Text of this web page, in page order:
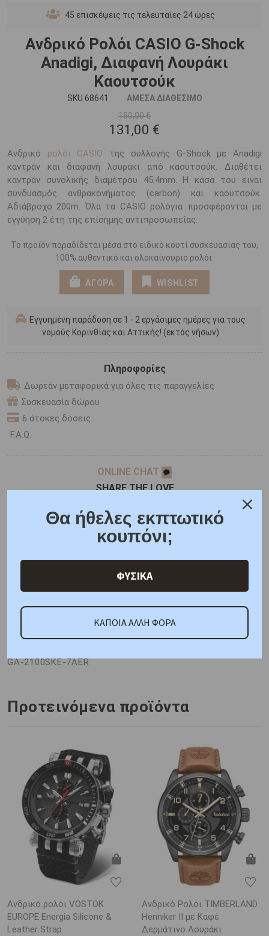
45 επισκέψεις τις τελευταίες 24 ώρες
Ανδρικό Ρολόι CASIO G-Shock
Anadigi, Διαφανή Λουράκι
Καουτσούκ
SKU 68641
ΑΜΕΣΑ ΔΙΑΘΕΣΙΜΟ
150,00 €
131,00 €
Ανδρικό ρολόι CASIO της συλλογής G-Shock με Anadigi
καντράν και διαφανή λουράκι από καουτσούκ. Διαθέτει
καντράν συνολικής διαμέτρου 45.4mm. Η κάσα του ειναι
συνδυασμός ανθρακονήματος (carbon) και καουτσούκ.
Αδιάβροχο 200m. Όλα τα CASIO ρολόγια προσφέρονται με
εγγύηση 2 έτη της επίσημης αντιπροσωπείας.
Το προϊόν παραδίδεται μέσα στο ειδικό κουτί συσκευασίας του,
100% αυθεντικό και ολοκαίνουριο ρολόι.
ΑΓΟΡΑ WISHLIST
Εγγυημένη παράδοση σε 1 - 2 εργάσιμες ημέρες για τους
νομούς Κορινθίας και Αττικής! (εκτός νήσων)
Πληροφορίες
Δωρεάν μεταφορικά για όλες τις παραγγελίες
Συσκευασία δώρου
6 άτοκες δόσεις
F.A.Q.
ONLINE CHAT
SHARE THE LOVE
Χαρακτηριστικά Χαρακτηριστικά Ρολογιών
ΑΜΕΣΑ ΔΙΑΘΕΣΙΜΟ
Κωδικός Προμηθευτή:
GA-2100SKE-7AER
Προτεινόμενα προϊόντα
Ανδρικό ρολόι VOSTOK
EUROPE Energia Silicone &
Leather Strap
Ανδρικό Ρολόι TIMBERLAND
Henniker II με Καφέ
Δερμάτινο Λουράκι
Θα ήθελες εκπτωτικό
κουπόνι;
ΦΥΣΙΚΑ
ΚΑΠΟΙΑ ΑΛΛΗ ΦΟΡΑ